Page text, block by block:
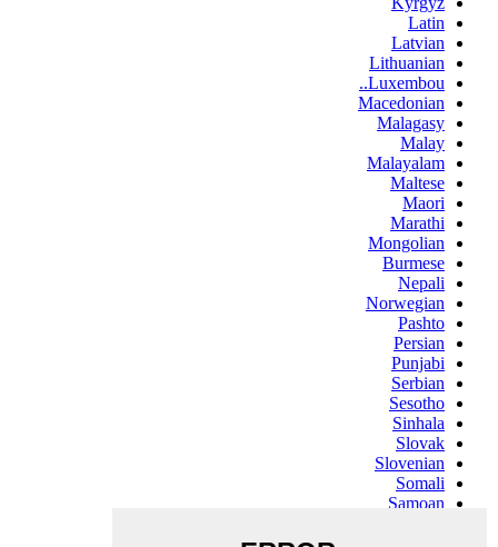
Latin
Latvian
Lithuanian
Luxembou..
Macedonian
Malagasy
Malay
Malayalam
Maltese
Maori
Marathi
Mongolian
Burmese
Nepali
Norwegian
Pashto
Persian
Punjabi
Serbian
Sesotho
Sinhala
Slovak
Slovenian
Somali
Samoan